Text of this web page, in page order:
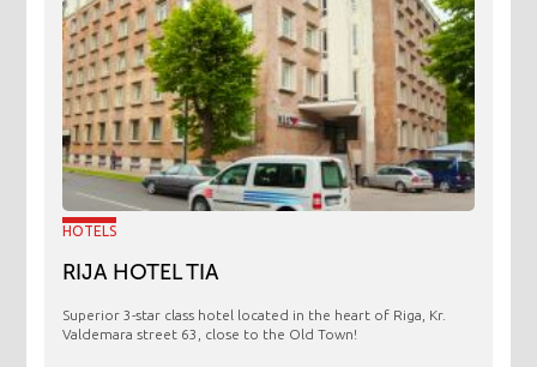
HOTELS
RIJA HOTEL TIA
Superior 3-star class hotel located in the heart of Riga, Kr.
Valdemara street 63, close to the Old Town!